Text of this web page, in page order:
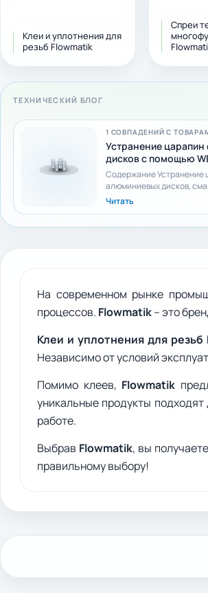
Клеи и уплотнения для
резьб Flowmatik
Спреи
ТЕХНИЧЕСКИЙ БЛОГ
1 СОВПАДЕНИЙ С
Устранение
дисков с помощью
Содержание Устранение
алюминиевых дисков,
и многое другое! Уход за
Читать
На современном рынке
процессов. Flowmatik– это
Клеи и уплотнения для резьб
Независимо от условий
Помимо клеев, Flowmatik
уникальные продукты
работе.
Выбрав Flowmatik, вы
правильному выбору!